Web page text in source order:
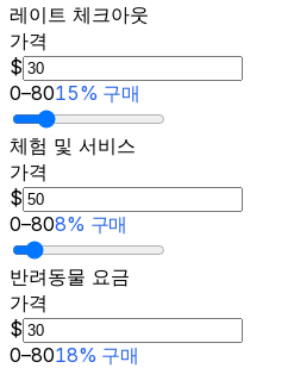
레이트 체크아웃
가격
$
0–8015% 구매
체험 및 서비스
가격
$
0–808% 구매
반려동물 요금
가격
$
0–8018% 구매